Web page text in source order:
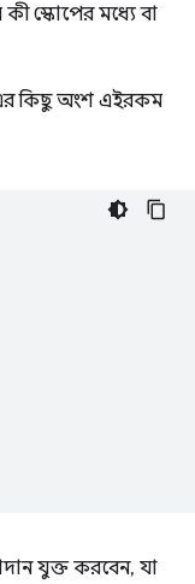
স্কোপের মধ্যে বা
কিছু অংশ এইরকম
যুক্ত করবেন, যা